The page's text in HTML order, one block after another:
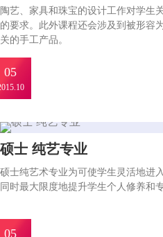
05
陶艺、家具和珠宝的设计工作对学生
的要求。此外课程还会涉及到被形容
关的手工产品。
05
硕士 纯艺专业
硕士纯艺术专业为可使学生灵活地进
同时最大限度地提升学生个人修养和